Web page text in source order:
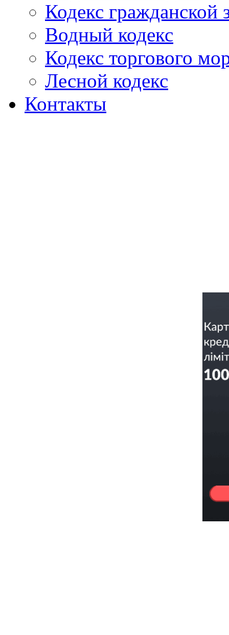
Кодекс гражданской
Водный кодекс
Кодекс торгового
Лесной кодекс
Контакты